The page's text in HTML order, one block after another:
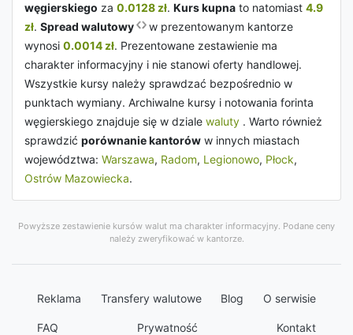
węgierskiego za 0.0128 zł. Kurs kupna to natomiast 4.9
zł. Spread walutowy
w prezentowanym kantorze
wynosi 0.0014 zł. Prezentowane zestawienie ma
charakter informacyjny i nie stanowi oferty handlowej.
Wszystkie kursy należy sprawdzać bezpośrednio w
punktach wymiany. Archiwalne kursy i notowania forinta
węgierskiego znajduje się w dziale waluty . Warto również
sprawdzić porównanie kantorów w innych miastach
województwa: Warszawa, Radom, Legionowo, Płock,
Ostrów Mazowiecka.
Powyższe zestawienie kursów walut ma charakter informacyjny. Podane ceny
należy zweryfikować w kantorze.
Reklama Transfery walutowe Blog O serwisie
FAQ Prywatność Kontakt